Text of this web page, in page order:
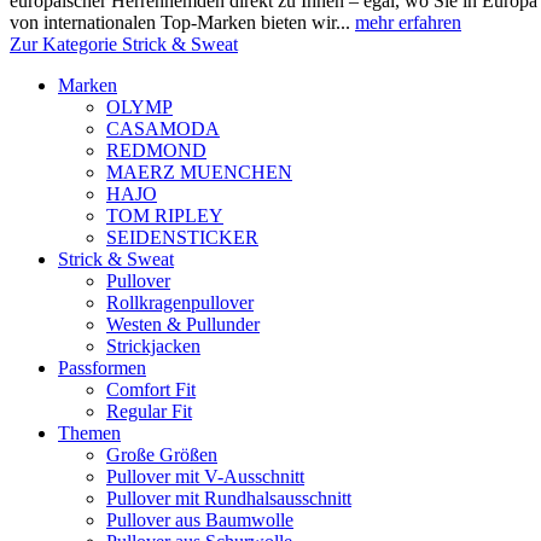
von internationalen Top-Marken bieten wir... mehr erfahren
Zur Kategorie Strick & Sweat
Marken
OLYMP
CASAMODA
REDMOND
MAERZ MUENCHEN
HAJO
TOM RIPLEY
SEIDENSTICKER
Strick & Sweat
Pullover
Rollkragenpullover
Westen & Pullunder
Strickjacken
Passformen
Comfort Fit
Regular Fit
Themen
Große Größen
Pullover mit V-Ausschnitt
Pullover mit Rundhalsausschnitt
Pullover aus Baumwolle